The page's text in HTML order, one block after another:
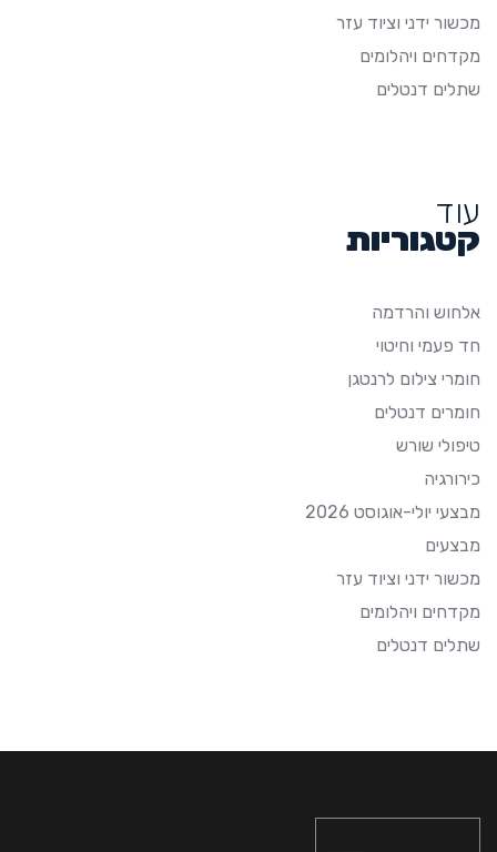
מכשור ידני וציוד עזר
מקדחים ויהלומים
שתלים דנטלים
עוד
קטגוריות
אלחוש והרדמה
חד פעמי וחיטוי
חומרי צילום לרנטגן
חומרים דנטלים
טיפולי שורש
כירורגיה
מבצעי יולי-אוגוסט 2026
מבצעים
מכשור ידני וציוד עזר
מקדחים ויהלומים
שתלים דנטלים